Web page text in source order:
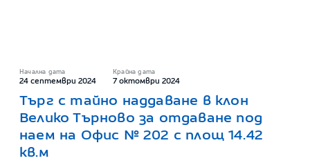
Начална дата
24 септември 2024
Крайна дата
7 октомври 2024
Търг с тайно наддаване в клон
Велико Търново за отдаване под
наем на Офис № 202 с площ 14.42
кв.м